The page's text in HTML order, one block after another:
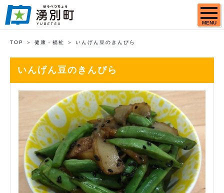
MENU
TOP 健康・福祉 いんげん豆のきんぴら
いんげん豆のきんぴら